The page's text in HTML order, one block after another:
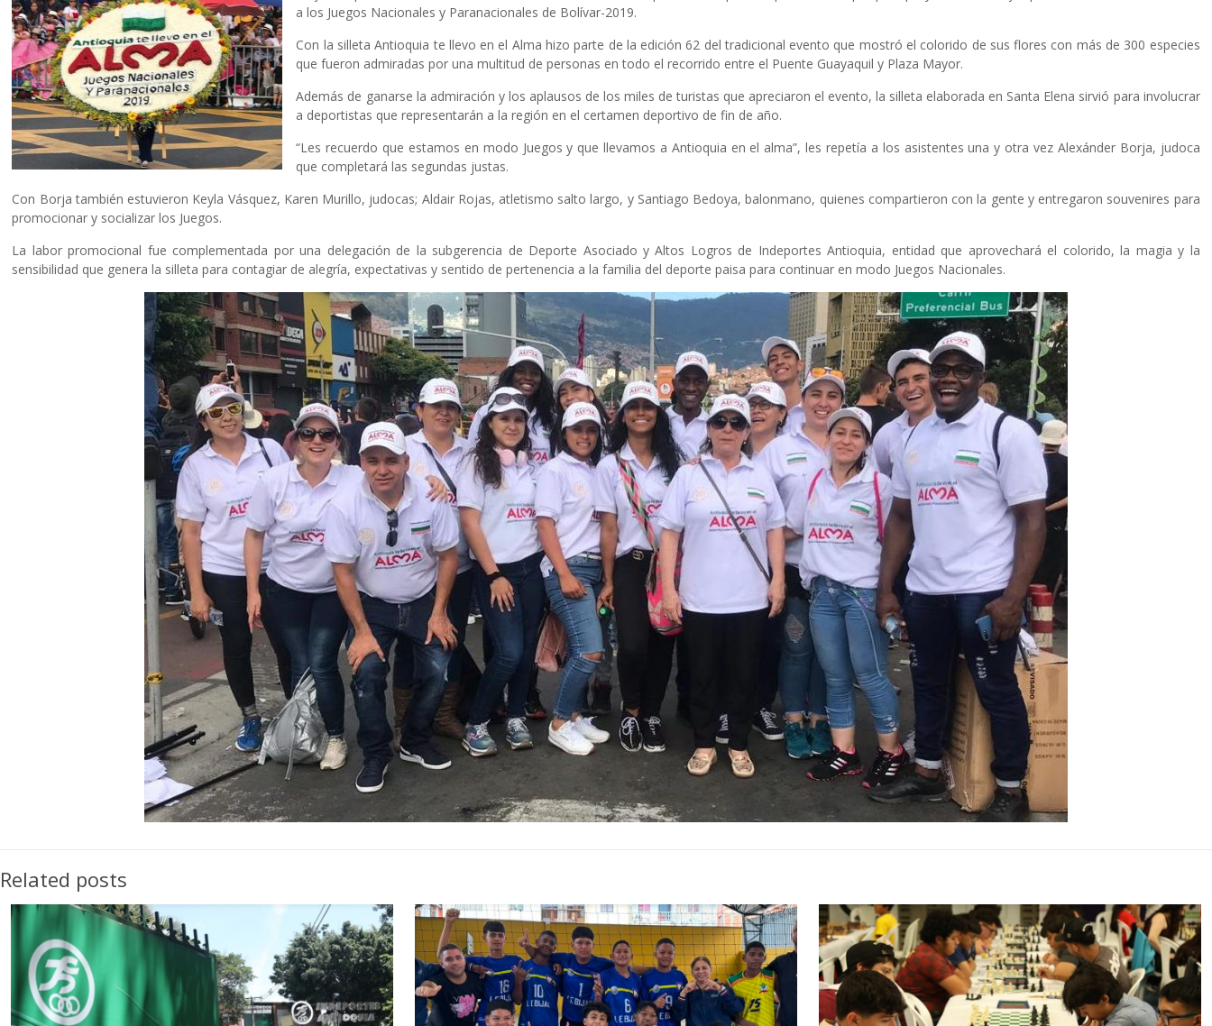
a los Juegos Nacionales y Paranacionales de Bolívar-2019.
Con la silleta Antioquia te llevo en el Alma hizo parte de la edición 62 del tradicional evento que mostró el colorido de sus flores con más de 300 especies
que fueron admiradas por una multitud de personas en todo el recorrido entre el Puente Guayaquil y Plaza Mayor.
Además de ganarse la admiración y los aplausos de los miles de turistas que apreciaron el evento, la silleta elaborada en Santa Elena sirvió para involucrar
a deportistas que representarán a la región en el certamen deportivo de fin de año.
“Les recuerdo que estamos en modo Juegos y que llevamos a Antioquia en el alma”, les repetía a los asistentes una y otra vez Alexánder Borja, judoca
que completará las segundas justas.
Con Borja también estuvieron Keyla Vásquez, Karen Murillo, judocas; Aldair Rojas, atletismo salto largo, y Santiago Bedoya, balonmano, quienes compartieron con la gente y entregaron souvenires para
promocionar y socializar los Juegos.
La labor promocional fue complementada por una delegación de la subgerencia de Deporte Asociado y Altos Logros de Indeportes Antioquia, entidad que aprovechará el colorido, la magia y la
sensibilidad que genera la silleta para contagiar de alegría, expectativas y sentido de pertenencia a la familia del deporte paisa para continuar en modo Juegos Nacionales.
Related posts